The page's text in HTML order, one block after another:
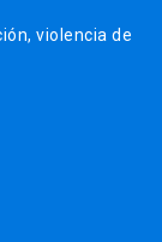
violencia de